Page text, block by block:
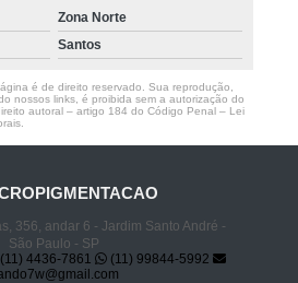
Zona Norte
Santos
é de direito reservado. Sua reprodução,
nossos links, é proibida sem a autorização do
autoral – artigo 184 do Código Penal – Lei
356, andar 6 - Jardim Santo André -
São Paulo - SP
(11) 4436-7861
(11) 99844-5992